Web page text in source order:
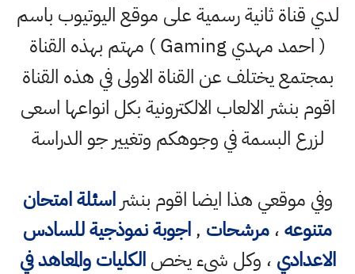
لدي قناة ثانية رسمية على موقع اليوتيوب باسم
( احمد مهدي Gaming ) مهتم بهذه القناة
بمجتمع يختلف عن القناة الاولى في هذه القناة
اقوم بنشر الالعاب الالكترونية بكل انواعها اسعى
لزرع البسمة في وجوهكم وتغيير جو الدراسة
وفي موقعي هذا ايضا اقوم بنشراسئلة امتحان
متنوعه،مرشحات ,اجوبة نموذجية للسادس
الاعدادي ، وكل شيء يخصالكليات والمعاهد في